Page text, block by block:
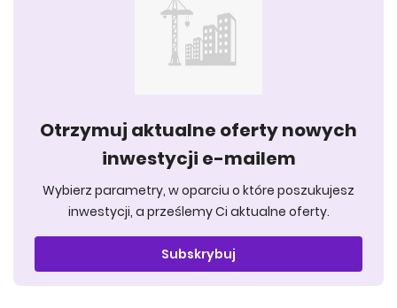
Otrzymuj aktualne oferty nowych
inwestycji e-mailem
Wybierz parametry, w oparciu o które poszukujesz
inwestycji, a prześlemy Ci aktualne oferty.
Subskrybuj